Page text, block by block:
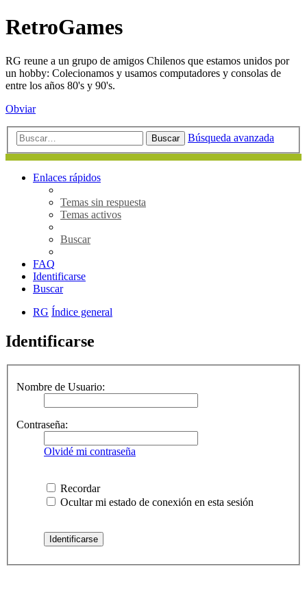
RetroGames
RG reune a un grupo de amigos Chilenos que estamos unidos por
un hobby: Colecionamos y usamos computadores y consolas de
entre los años 80's y 90's.
Obviar
Buscar Búsqueda avanzada
Enlaces rápidos
Temas sin respuesta
Temas activos
Buscar
FAQ
Identificarse
Buscar
RG Índice general
Identificarse
Nombre de Usuario:
Contraseña:
Olvidé mi contraseña
Recordar
Ocultar mi estado de conexión en esta sesión